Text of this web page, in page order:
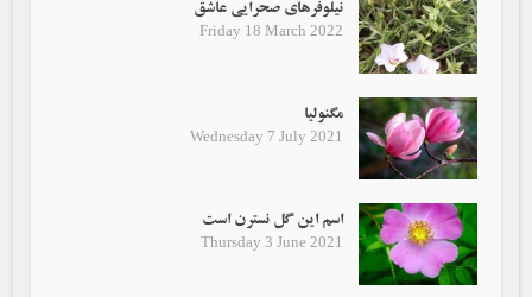
نیلوفرهای صحرایی عاشق
Friday 18 March 2022
مگنولیا
Wednesday 7 July 2021
اسم این گل نسترن است
Thursday 3 June 2021